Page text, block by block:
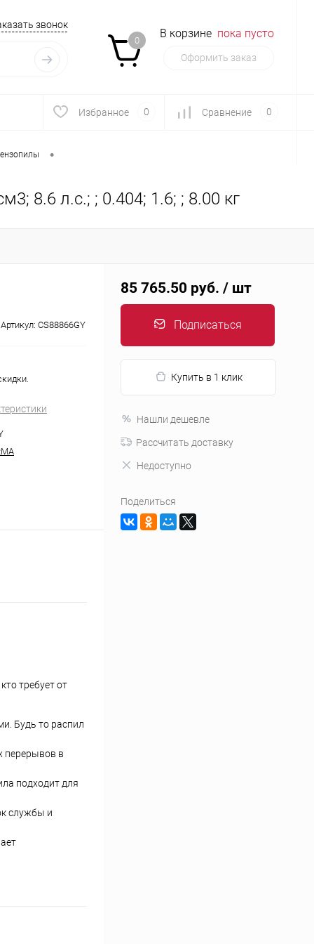
звонок
0
В корзине пока пусто
Оформить заказ
Избранное 0 Сравнение 0
•
8.6 л.с.; ; 0.404; 1.6; ; 8.00 кг
Артикул: CS88866GY
требует от
Будь то распил
перерывов в
подходит для
службы и
85 765.50 руб. / шт
Подписаться
Купить в 1 клик
Нашли дешевле
Рассчитать доставку
Недоступно
Поделиться